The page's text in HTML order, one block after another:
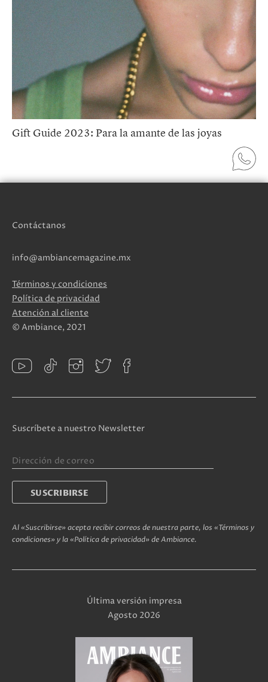
Gift Guide 2023: Para la amante de las joyas
Contáctanos
info@ambiancemagazine.mx
Términos y condiciones
Política de privacidad
Atención al cliente
© Ambiance, 2021
Suscríbete a nuestro Newsletter
Al «Suscribirse» acepta recibir correos de nuestra parte, los «Términos y
condiciones» y la «Política de privacidad» de Ambiance.
Última versión impresa
Agosto 2026